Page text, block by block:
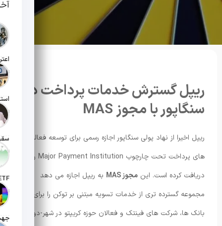
تاریخ
تاریخ
تاریخ
تاریخ
ریپل گسترش خدمات پرداخت در
سنگاپور با مجوز MAS
ریپل اخیرا از نهاد پولی سنگاپور اجازه رسمی برای توسعه فعالیت
های پرداخت تحت چارچوب Major Payment Institution را
دریافت کرده است. این مجوز MAS
به ریپل اجازه می دهد
مجموعه گسترده تری از خدمات تسویه مبتنی بر توکن را برای
بانک ها، شرکت های فینتک و فعالان حوزه کریپتو در شهر-دولت